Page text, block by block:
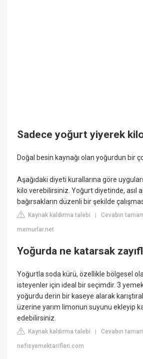
Sadece yoğurt yiyerek
Doğal besin kaynağı olan yoğurdun bir
Aşağıdaki diyeti kurallarına göre
kilo verebilirsiniz. Yoğurt diyetinde, asıl
bağırsakların düzenli bir şekilde
Kaynak kaldırma talebi |Cevabın
memurlar.net
Yoğurda ne katarsak
Yoğurtla soda kürü, özellikle bölgesel
isteyenler için ideal bir seçimdir. 3 yemek
yoğurdu derin bir kaseye alarak
üzerine yarım limonun suyunu ekleyip
edebilirsiniz.
Kaynak kaldırma talebi |Cevabın
nefisyemektarifleri.com